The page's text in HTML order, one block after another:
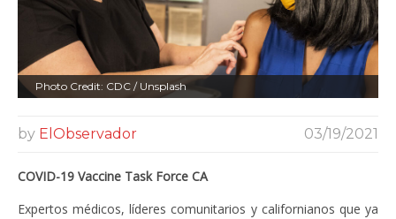
Photo Credit: CDC / Unsplash
by ElObservador 03/19/2021
COVID-19 Vaccine Task Force CA
Expertos médicos, líderes comunitarios y californianos que ya